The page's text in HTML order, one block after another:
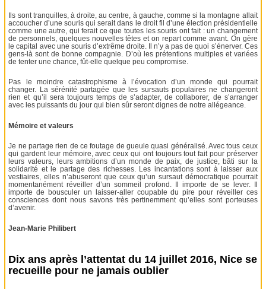
Ils sont tranquilles, à droite, au centre, à gauche, comme si la montagne allait
accoucher d’une souris qui serait dans le droit fil d’une élection présidentielle
comme une autre, qui ferait ce que toutes les souris ont fait : un changement
de personnels, quelques nouvelles têtes et on repart comme avant. On gère
le capital avec une souris d’extrême droite. Il n’y a pas de quoi s’énerver. Ces
gens-là sont de bonne compagnie. D’où les prétentions multiples et variées
de tenter une chance, fût-elle quelque peu compromise.
Pas le moindre catastrophisme à l’évocation d’un monde qui pourrait
changer. La sérénité partagée que les sursauts populaires ne changeront
rien et qu’il sera toujours temps de s’adapter, de collaborer, de s’arranger
avec les puissants du jour qui bien sûr seront dignes de notre allégeance.
Mémoire et valeurs
Je ne partage rien de ce foutage de gueule quasi généralisé. Avec tous ceux
qui gardent leur mémoire, avec ceux qui ont toujours tout fait pour préserver
leurs valeurs, leurs ambitions d’un monde de paix, de justice, bâti sur la
solidarité et le partage des richesses. Les incantations sont à laisser aux
vestiaires, elles n’abuseront que ceux qu’un sursaut démocratique pourrait
momentanément réveiller d’un sommeil profond. Il importe de se lever. Il
importe de bousculer un laisser-aller coupable du pire pour réveiller ces
consciences dont nous savons très pertinemment qu’elles sont porteuses
d’avenir.
Jean-Marie Philibert
Dix ans après l’attentat du 14 juillet 2016, Nice se
recueille pour ne jamais oublier